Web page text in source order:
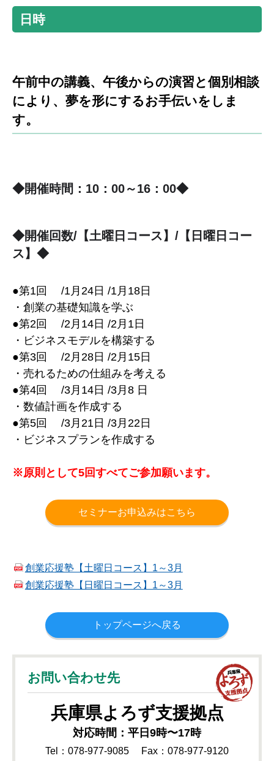
日時
午前中の講義、午後からの演習と個別相談
により、夢を形にするお手伝いをしま
す。
◆開催時間：10：00～16：00◆
◆開催回数/【土曜日コース】/【日曜日コー
ス】◆
●第1回 /1月24日 /1月18日
・創業の基礎知識を学ぶ
●第2回 /2月14日 /2月1日
・ビジネスモデルを構築する
●第3回 /2月28日 /2月15日
・売れるための仕組みを考える
●第4回 /3月14日 /3月8 日
・数値計画を作成する
●第5回 /3月21日 /3月22日
・ビジネスプランを作成する
※原則として5回すべてご参加願います。
セミナーお申込みはこちら
創業応援塾【土曜日コース】1～3月
創業応援塾【日曜日コース】1～3月
トップページへ戻る
お問い合わせ先
兵庫県よろず支援拠点
対応時間：平日9時〜17時
Tel：078-977-9085 Fax：078-977-9120